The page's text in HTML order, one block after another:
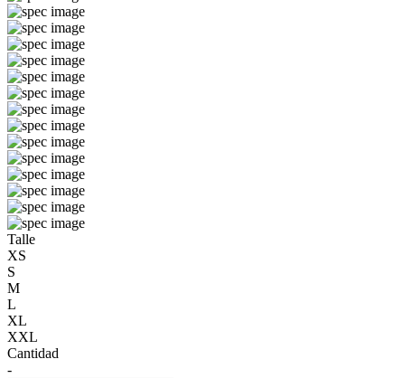
Talle
XS
S
M
L
XL
XXL
Cantidad
-